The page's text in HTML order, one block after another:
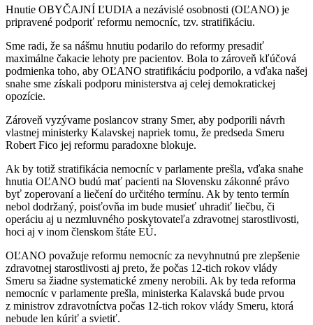
Hnutie OBYČAJNÍ ĽUDIA a nezávislé osobnosti (OĽANO) je
pripravené podporiť reformu nemocníc, tzv. stratifikáciu.
Sme radi, že sa nášmu hnutiu podarilo do reformy presadiť
maximálne čakacie lehoty pre pacientov. Bola to zároveň kľúčová
podmienka toho, aby OĽANO stratifikáciu podporilo, a vďaka našej
snahe sme získali podporu ministerstva aj celej demokratickej
opozície.
Zároveň vyzývame poslancov strany Smer, aby podporili návrh
vlastnej ministerky Kalavskej napriek tomu, že predseda Smeru
Robert Fico jej reformu paradoxne blokuje.
Ak by totiž stratifikácia nemocníc v parlamente prešla, vďaka snahe
hnutia OĽANO budú mať pacienti na Slovensku zákonné právo
byť zoperovaní a liečení do určitého termínu. Ak by tento termín
nebol dodržaný, poisťovňa im bude musieť uhradiť liečbu, či
operáciu aj u nezmluvného poskytovateľa zdravotnej starostlivosti,
hoci aj v inom členskom štáte EÚ.
OĽANO považuje reformu nemocníc za nevyhnutnú pre zlepšenie
zdravotnej starostlivosti aj preto, že počas 12-tich rokov vlády
Smeru sa žiadne systematické zmeny nerobili. Ak by teda reforma
nemocníc v parlamente prešla, ministerka Kalavská bude prvou
z ministrov zdravotníctva počas 12-tich rokov vlády Smeru, ktorá
nebude len kúriť a svietiť.